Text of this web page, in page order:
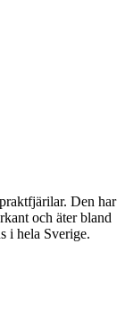
Den har
och äter bland
i hela Sverige.